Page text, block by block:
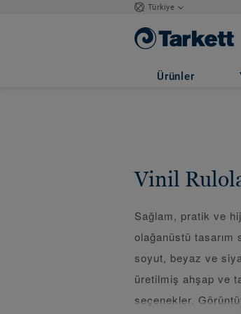
Türkiye
Ürünler
Vinil
Sağlam, pratik ve
olağanüstü
soyut, beyaz ve
üretilmiş ahşap ve
seçenekler.